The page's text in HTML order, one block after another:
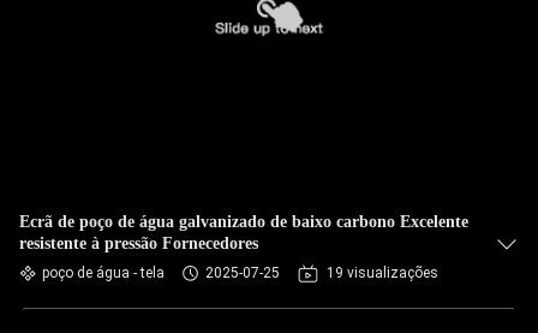
Ecrã de poço de água galvanizado de baixo carbono Excelente
resistente à pressão Fornecedores
poço de água - tela 2025-07-25 19 visualizações